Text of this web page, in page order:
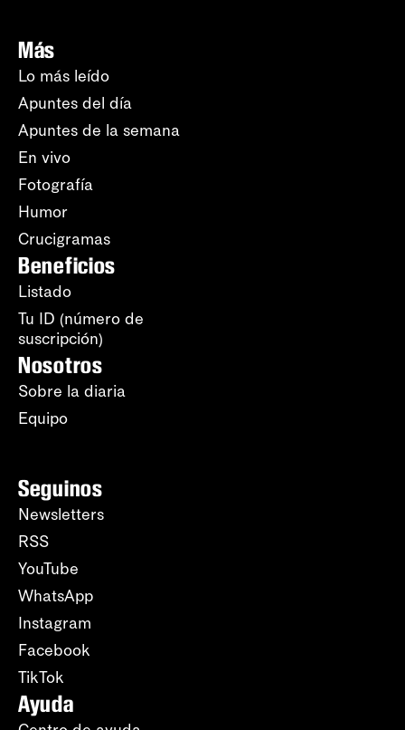
Más
Lo más leído
Apuntes del día
Apuntes de la semana
En vivo
Fotografía
Humor
Crucigramas
Beneficios
Listado
Tu ID (número de
suscripción)
Nosotros
Sobre la diaria
Equipo
Seguinos
Newsletters
RSS
YouTube
WhatsApp
Instagram
Facebook
TikTok
Ayuda